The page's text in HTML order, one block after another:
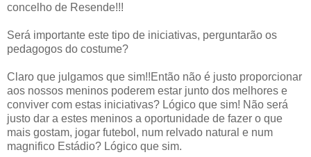
concelho de Resende!!!
Será importante este tipo de iniciativas, perguntarão os
pedagogos do costume?
Claro que julgamos que sim!!Então não é justo proporcionar
aos nossos meninos poderem estar junto dos melhores e
conviver com estas iniciativas? Lógico que sim! Não será
justo dar a estes meninos a oportunidade de fazer o que
mais gostam, jogar futebol, num relvado natural e num
magnifico Estádio? Lógico que sim.